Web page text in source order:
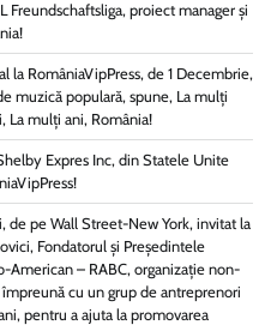
Freundschaftsliga, proiect manager și
la RomâniaVipPress, de 1 Decembrie,
muzică populară, spune, La mulți
La mulți ani, România!
Expres Inc, din Statele Unite
de pe Wall Street-New York, invitat la
Fondatorul și Președintele
American – RABC, organizație non-
cu un grup de antreprenori
pentru a ajuta la promovarea